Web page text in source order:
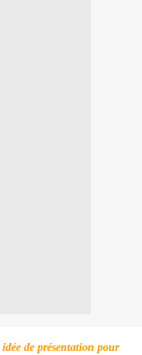
idée de présentation pour